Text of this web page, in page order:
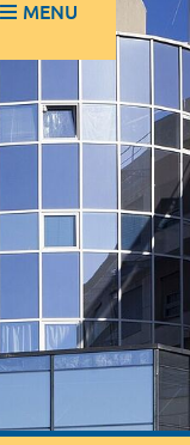
MENU